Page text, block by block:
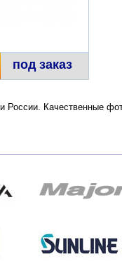
под заказ
России. Качественные